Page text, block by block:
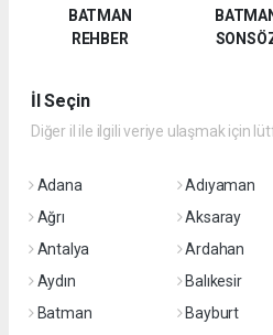
BATMAN
REHBER
İl Seçin
Diğer il ile ilgili veriye ulaşmak için
Adana Adıyaman
Ağrı
Aksaray
Antalya
Ardahan
Aydın
Balıkesir
Batman
Bayburt